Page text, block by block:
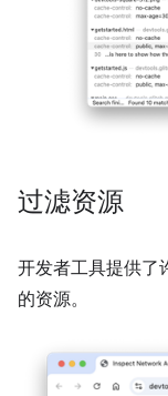
过滤资源
开发者工具提供了
的资源。